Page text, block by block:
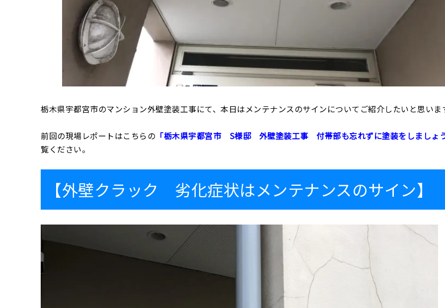
栃木県宇都宮市のマンション外壁塗装工事にて、本日はメンテナンスのサインについてご紹介したいと思いま
前回の現場レポートはこちらの 「栃木県宇都宮市 S様邸 外壁塗装工事 付帯部も忘れずに塗装をしましょ
覧ください。
【外壁クラック 劣化症状はメンテナンスのサイン】